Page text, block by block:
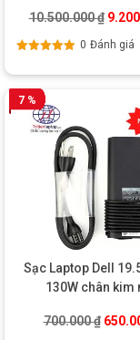
10.500.000₫ Giá
0 Đánh giá
7 %
Sạc Laptop Dell
130W chân kim
700.000₫ Giá